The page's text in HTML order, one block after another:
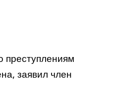
преступлениям
заявил член